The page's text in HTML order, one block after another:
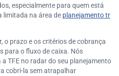
especialmente para quem está
limitada na área de planejamento tr
o prazo e os critérios de cobrança
para o fluxo de caixa. Nós
TFE no radar do seu planejamento
cobri-la sem atrapalhar